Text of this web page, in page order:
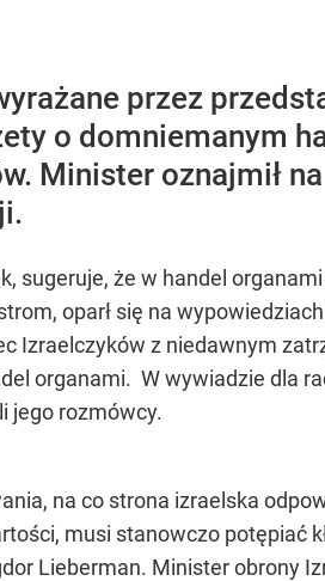
przez
o domniemanym
Minister oznajmił
sugeruje, że w handel
oparł się na
Izraelczyków z niedawnym
organami. W wywiadzie dla
jego rozmówcy.
na co strona izraelska
musi stanowczo potępiać
Lieberman. Minister obrony